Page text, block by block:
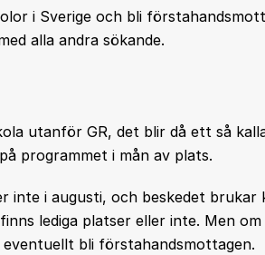
i Sverige och bli
alla andra sökande.
utanför GR, det blir då ett så
programmet i mån av plats.
inte i augusti, och beskedet brukar
lediga platser eller inte. Men om
bli förstahandsmottagen.